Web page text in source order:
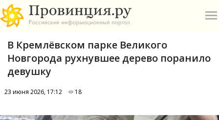
В Кремлёвском парке Великого
Новгорода рухнувшее дерево поранило
девушку
23 июня 2026, 17:12 18